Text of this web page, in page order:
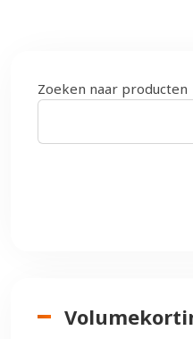
Zoeken naar producten